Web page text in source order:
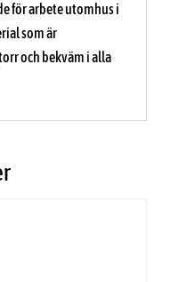
för arbete utomhus i
som är
och bekväm i alla